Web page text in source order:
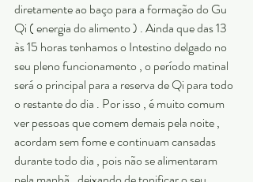
diretamente ao baço para a formação do Gu
Qi ( energia do alimento ) . Ainda que das 13
às 15 horas tenhamos o Intestino delgado no
seu pleno funcionamento , o período matinal
será o principal para a reserva de Qi para todo
o restante do dia . Por isso , é muito comum
ver pessoas que comem demais pela noite ,
acordam sem fome e continuam cansadas
durante todo dia , pois não se alimentaram